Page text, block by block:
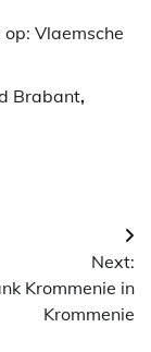
op: Vlaemsche
Brabant,
Next:
Krommenie in
Krommenie